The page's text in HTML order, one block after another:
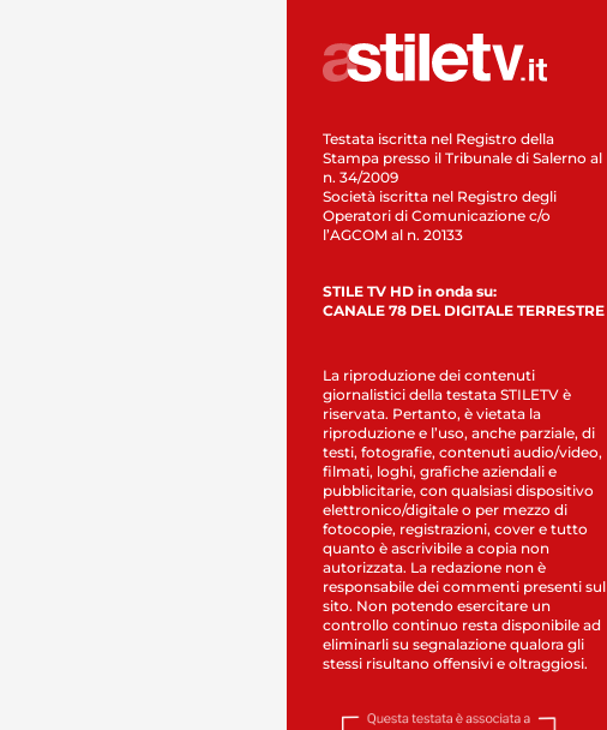
Testata iscritta nel Registro della
Stampa presso il Tribunale di Salerno al
n. 34/2009
Società iscritta nel Registro degli
Operatori di Comunicazione c/o
l’AGCOM al n. 20133
STILE TV HD in onda su:
CANALE 78 DEL DIGITALE TERRESTRE
La riproduzione dei contenuti
giornalistici della testata STILETV è
riservata. Pertanto, è vietata la
riproduzione e l’uso, anche parziale, di
testi, fotografie, contenuti audio/video,
filmati, loghi, grafiche aziendali e
pubblicitarie, con qualsiasi dispositivo
elettronico/digitale o per mezzo di
fotocopie, registrazioni, cover e tutto
quanto è ascrivibile a copia non
autorizzata. La redazione non è
responsabile dei commenti presenti sul
sito. Non potendo esercitare un
controllo continuo resta disponibile ad
eliminarli su segnalazione qualora gli
stessi risultano offensivi e oltraggiosi.